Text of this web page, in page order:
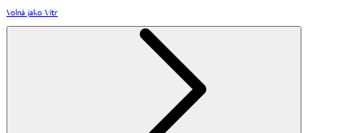
Volná jako Vítr